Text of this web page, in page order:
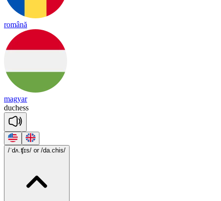
română
magyar
duchess
/ˈdʌ.ʧɪs/ or /da.chis/